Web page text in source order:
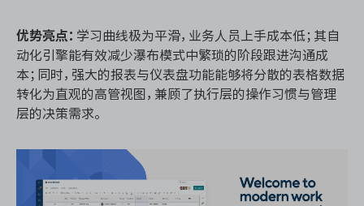
优势亮点： 学习曲线极为平滑，业务人员上手成本低；其自
动化引擎能有效减少瀑布模式中繁琐的阶段跟进沟通成
本；同时，强大的报表与仪表盘功能能够将分散的表格数据
转化为直观的高管视图，兼顾了执行层的操作习惯与管理
层的决策需求。